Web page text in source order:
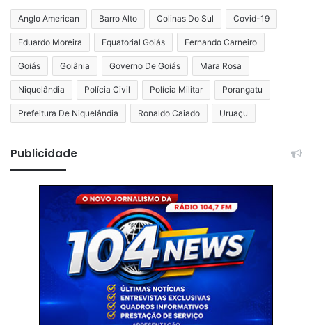
Anglo American Barro Alto Colinas Do Sul Covid-19
Eduardo Moreira Equatorial Goiás Fernando Carneiro
Goiás Goiânia Governo De Goiás Mara Rosa
Niquelândia Polícia Civil Polícia Militar Porangatu
Prefeitura De Niquelândia Ronaldo Caiado Uruaçu
Publicidade